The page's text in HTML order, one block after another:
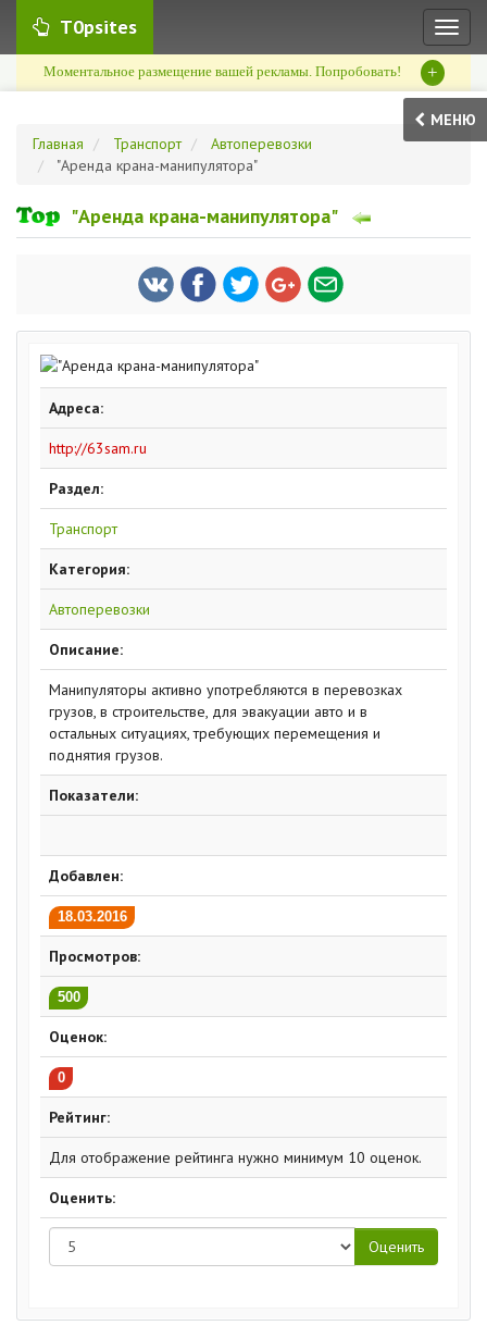
T0psites
Моментальное размещение вашей рекламы. Попробовать! +
МЕНЮ
Главная
Транспорт
Автоперевозки
"Аренда крана-манипулятора"
"Аренда крана-манипулятора"
Адреса:
http://63sam.ru
Раздел:
Транспорт
Категория:
Автоперевозки
Описание:
Манипуляторы активно употребляются в перевозках
грузов, в строительстве, для эвакуации авто и в
остальных ситуациях, требующих перемещения и
поднятия грузов.
Показатели:
Добавлен:
18.03.2016
Просмотров:
500
Оценок:
0
Рейтинг:
Для отображение рейтинга нужно минимум 10 оценок.
Оценить: